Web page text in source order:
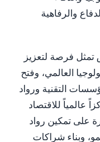
والرفاهية
فرصة لتعزيز
العالمي، وفتح
التقنية ورواد
عالمياً للاقتصاد
على تمكين رواد
وبناء شراكات